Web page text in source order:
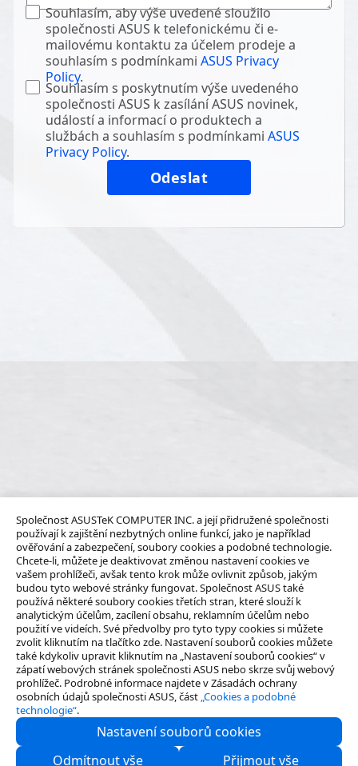
Společnost ASUSTeK COMPUTER INC. a její přidružené společnosti
používají k zajištění nezbytných online funkcí, jako je například
ověřování a zabezpečení, soubory cookies a podobné technologie.
Chcete-li, můžete je deaktivovat změnou nastavení cookies ve
vašem prohlížeči, avšak tento krok může ovlivnit způsob, jakým
budou tyto webové stránky fungovat. Společnost ASUS také
používá některé soubory cookies třetích stran, které slouží k
analytickým účelům, zacílení obsahu, reklamním účelům nebo
použití ve videích. Své předvolby pro tyto typy cookies si můžete
zvolit kliknutím na tlačítko zde. Nastavení souborů cookies můžete
také kdykoliv upravit kliknutím na „Nastavení souborů cookies“ v
zápatí webových stránek společnosti ASUS nebo skrze svůj webový
prohlížeč. Podrobné informace najdete v Zásadách ochrany
osobních údajů společnosti ASUS, část „Cookies a podobné
technologie“.
Nastavení souborů cookies
Odmítnout vše
Přijmout vše
Souhlasím, aby výše uvedené sloužilo
společnosti ASUS k telefonickému či e-
mailovému kontaktu za účelem prodeje a
souhlasím s podmínkami ASUS Privacy
Policy.
Souhlasím s poskytnutím výše uvedeného
společnosti ASUS k zasílání ASUS novinek,
událostí a informací o produktech a
službách a souhlasím s podmínkami ASUS
Privacy Policy.
O nás